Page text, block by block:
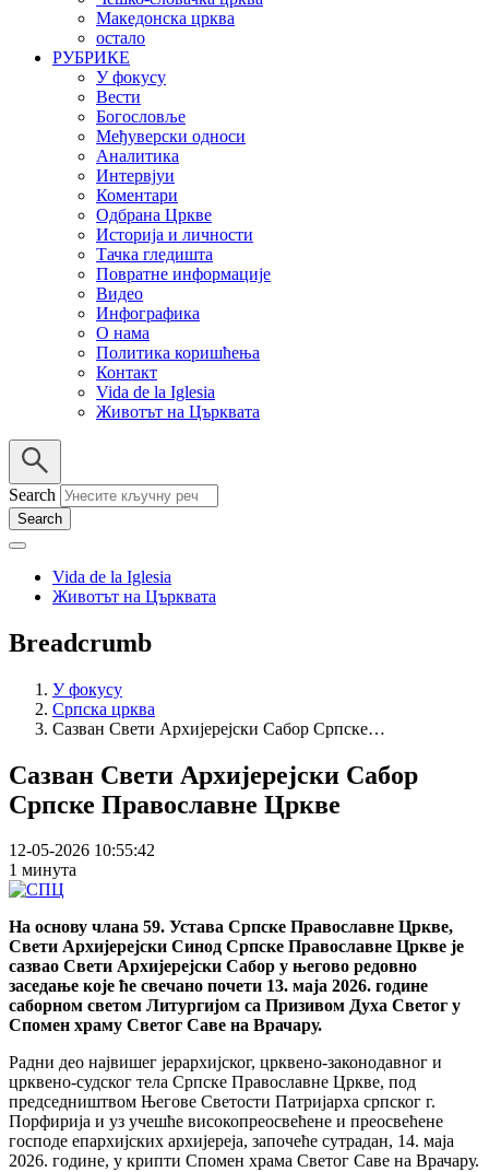
Македонска црква
остало
РУБРИКЕ
У фокусу
Вести
Богословље
Међуверски односи
Аналитика
Интервјуи
Коментари
Одбрана Цркве
Историја и личности
Тачка гледишта
Повратне информације
Видео
Инфографика
О нама
Политика коришћења
Контакт
Vida de la Iglesia
Животът на Църквата
Search
Vida de la Iglesia
Животът на Църквата
Breadcrumb
У фокусу
Српска црква
Сазван Свети Архијерејски Сабор Српске…
Сазван Свети Архијерејски Сабор
Српске Православне Цркве
12-05-2026 10:55:42
1 минута
На основу члана 59. Устава Српске Православне Цркве,
Свети Архијерејски Синод Српске Православне Цркве је
сазвао Свети Архијерејски Сабор у његово редовно
заседање које ће свечано почети 13. маја 2026. године
саборном светом Литургијом са Призивом Духа Светог у
Спомен храму Светог Саве на Врачару.
Радни део највишег јерархијског, црквено-законодавног и
црквено-судског тела Српске Православне Цркве, под
председништвом Његове Светости Патријарха српског г.
Порфирија и уз учешће високопреосвећене и преосвећене
господе епархијских архијереја, започеће сутрадан, 14. маја
2026. године, у крипти Спомен храма Светог Саве на Врачару.